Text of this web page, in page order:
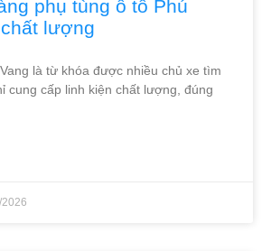
phụ tùng ô tô Phú
lượng
là từ khóa được nhiều chủ xe tìm
cung cấp linh kiện chất lượng, đúng